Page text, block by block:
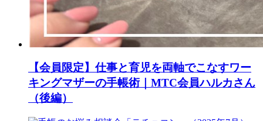
【会員限定】仕事と育児を両軸でこなすワー
キングマザーの手帳術｜MTC会員ハルカさん
（後編）